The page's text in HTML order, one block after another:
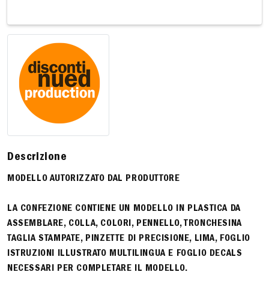
Descrizione
MODELLO AUTORIZZATO DAL PRODUTTORE
LA CONFEZIONE CONTIENE UN MODELLO IN PLASTICA DA
ASSEMBLARE, COLLA, COLORI, PENNELLO, TRONCHESINA
TAGLIA STAMPATE, PINZETTE DI PRECISIONE, LIMA, FOGLIO
ISTRUZIONI ILLUSTRATO MULTILINGUA E FOGLIO DECALS
NECESSARI PER COMPLETARE IL MODELLO.